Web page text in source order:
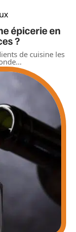
épicerie en
?
de cuisine les
…